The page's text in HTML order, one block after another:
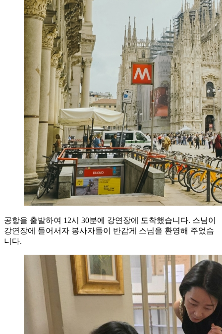
공항을 출발하여 12시 30분에 강연장에 도착했습니다. 스님이
강연장에 들어서자 봉사자들이 반갑게 스님을 환영해 주었습
니다.